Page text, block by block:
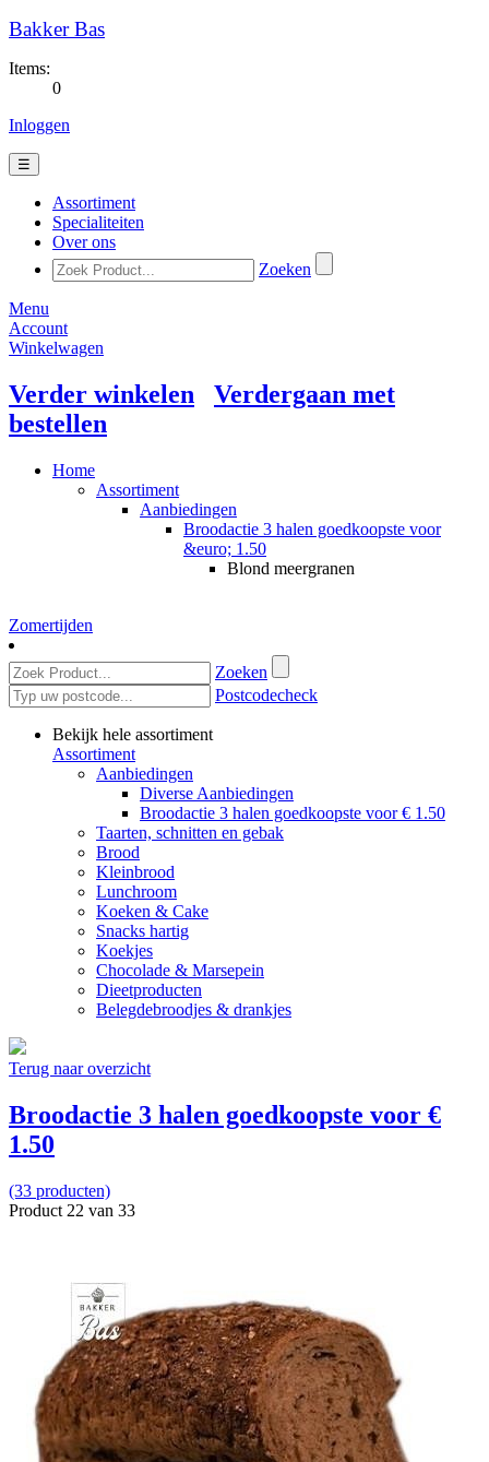
Bakker Bas
Items:
0
Inloggen
☰
Assortiment
Specialiteiten
Over ons
Zoeken
Menu
Account
Winkelwagen
Verder winkelen
Verdergaan met
bestellen
Home
Assortiment
Aanbiedingen
Broodactie 3 halen goedkoopste voor
&euro; 1.50
Blond meergranen
Zomertijden
Zoeken
Postcodecheck
Bekijk hele assortiment
Assortiment
Aanbiedingen
Diverse Aanbiedingen
Broodactie 3 halen goedkoopste voor € 1.50
Taarten, schnitten en gebak
Brood
Kleinbrood
Lunchroom
Koeken & Cake
Snacks hartig
Koekjes
Chocolade & Marsepein
Dieetproducten
Belegdebroodjes & drankjes
Terug naar overzicht
Broodactie 3 halen goedkoopste voor €
1.50
(33 producten)
Product 22 van 33